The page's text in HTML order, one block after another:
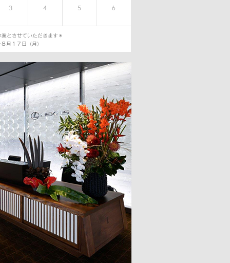
3 4 5 6
とさせていただきます＊
月１７日（月）